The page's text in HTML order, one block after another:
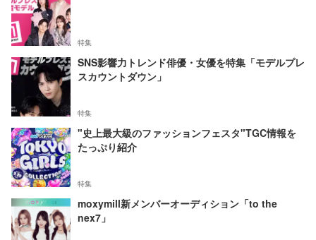
特集
SNS影響力トレンド俳優・女優を特集「モデルプレ
スカウントダウン」
特集
"史上最大級のファッションフェスタ"TGC情報を
たっぷり紹介
特集
moxymill新メンバーオーディション「to the
nex7」